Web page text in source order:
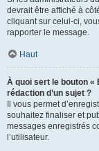
devrait être affiché à
cliquant sur celui-ci,
rapporter le message.
Haut
À quoi sert le bouton
rédaction d’un sujet ?
Il vous permet
souhaitez finaliser et
messages enregistrés
l’utilisateur.